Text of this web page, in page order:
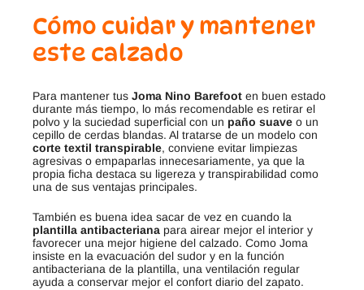
Cómo cuidar y mantener
este calzado
Para mantener tus Joma Nino Barefoot en buen estado
durante más tiempo, lo más recomendable es retirar el
polvo y la suciedad superficial con un paño suave o un
cepillo de cerdas blandas. Al tratarse de un modelo con
corte textil transpirable, conviene evitar limpiezas
agresivas o empaparlas innecesariamente, ya que la
propia ficha destaca su ligereza y transpirabilidad como
una de sus ventajas principales.
También es buena idea sacar de vez en cuando la
plantilla antibacteriana para airear mejor el interior y
favorecer una mejor higiene del calzado. Como Joma
insiste en la evacuación del sudor y en la función
antibacteriana de la plantilla, una ventilación regular
ayuda a conservar mejor el confort diario del zapato.